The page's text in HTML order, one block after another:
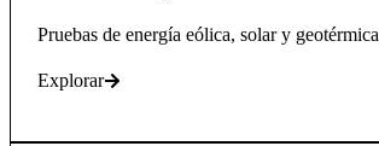
Pruebas de energía eólica, solar y geotérmica
Explorar